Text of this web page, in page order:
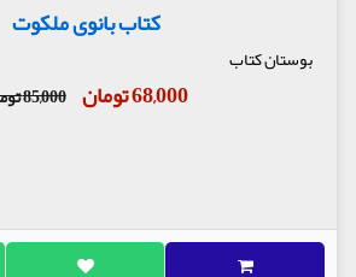
کتاب بانوی ملکوت
بوستان کتاب
68,000 تومان 85,000 تومان